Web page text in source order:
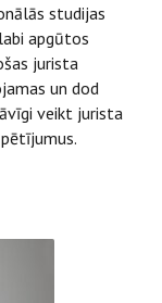
studijas
apgūtos
jurista
un dod
veikt jurista